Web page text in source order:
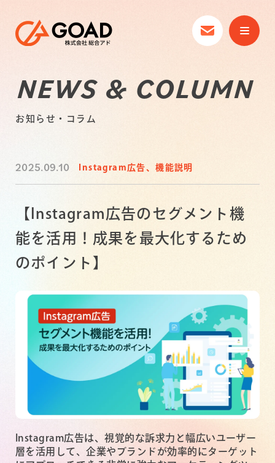
NEWS & COLUMN
お知らせ・コラム
2025.09.10 Instagram広告、機能説明
【Instagram広告のセグメント機
能を活用！成果を最大化するため
のポイント】
Instagram広告は、視覚的な訴求力と幅広いユーザー
層を活用して、企業やブランドが効率的にターゲット